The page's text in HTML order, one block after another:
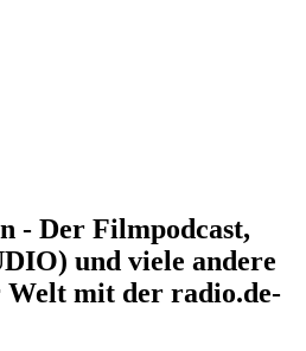
- Der Filmpodcast,
und viele andere
Welt mit der radio.de-